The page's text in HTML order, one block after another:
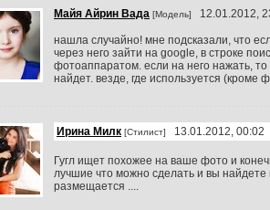
Майя Айрин Вада [Модель] 12.01.2012,
нашла случайно! мне подсказали, что
через него зайти на google, в строке
фотоаппаратом. если на него нажать, то
найдет. везде, где используется (кроме
Ирина Милк [Стилист] 13.01.2012,
Гугл ищет похожее на ваше фото и
лучшие что можно сделать и вы
размещается ....